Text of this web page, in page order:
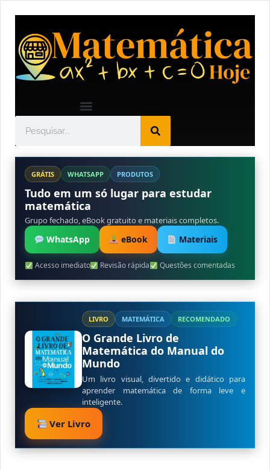
GRÁTIS WHATSAPP PRODUTOS
Tudo em um só lugar para estudar
matemática
Grupo fechado, eBook gratuito e materiais completos.
WhatsApp eBook Materiais
Acesso imediato Revisão rápida Questões comentadas
LIVRO MATEMÁTICA RECOMENDADO
O Grande Livro de
Matemática do Manual do
Mundo
Um livro visual, divertido e didático para
aprender matemática de forma leve e
inteligente.
Ver Livro